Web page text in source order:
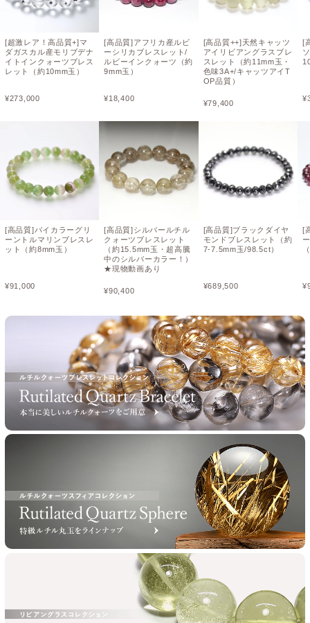
[超激レア！高品質+]マ
ダガスカル産モリブデナ
イトインクォーツブレス
レット（約10mm玉）
¥273,000
[高品質]バイカラーグリ
ーントルマリンブレスレ
ット（約8mm玉）
¥91,000
[高品質]アフリカ産ルビ
ーシリカブレスレット/
ルビーインクォーツ（約
9mm玉）
¥18,400
[高品質]シルバールチル
クォーツブレスレット
（約15.5mm玉・超高騰
中のシルバーカラー！）
★現物動画あり
¥90,400
[高品質++]天然キャッツ
アイリビアングラスブレ
スレット（約11mm玉・
色味3A+/キャッツアイT
OP品質）
¥79,400
[高品質]ブラックダイヤ
モンドブレスレット（約
7-7.5mm玉/98.5ct）
¥689,500
[
¥
[
¥